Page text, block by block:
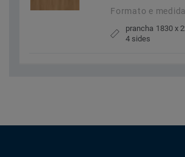
Formato e
prancha 1830 x
4 sides